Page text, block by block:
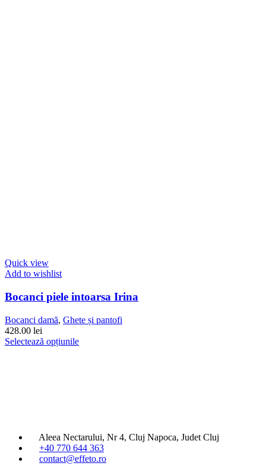
Quick view
Add to wishlist
Bocanci piele intoarsa Irina
Bocanci damă, Ghete și pantofi
428.00 lei
Selectează opțiunileAcest
alese
în
pagina
Aleea Nectarului, Nr 4, Cluj Napoca, Judet Cluj
+40 770 644 363
contact@effeto.ro